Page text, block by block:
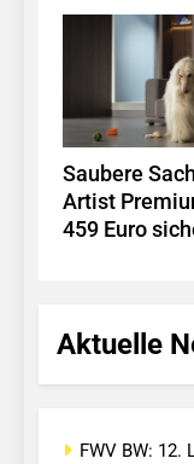
Saubere
Artist
459 Euro
Aktuelle
FWV BW: 12.